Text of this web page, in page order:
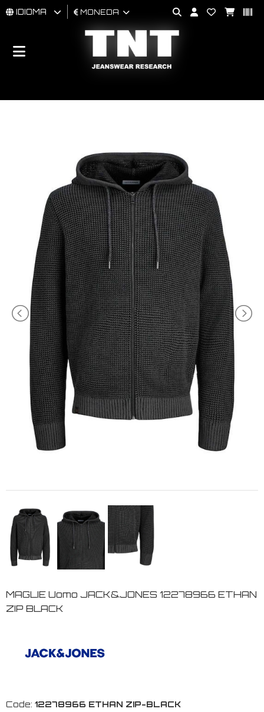
HOMBRES
BRAND
IDIOMA MONEDA
MAGLIE Uomo JACK&JONES 12278966 ETHAN
ZIP BLACK
Code: 12278966 ETHAN ZIP-BLACK